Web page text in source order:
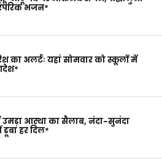
भजन*
का अलर्टः यहां सोमवार को स्कूलों में
आस्था का सैलाब, नंदा-सुनंदा
हर दिल*